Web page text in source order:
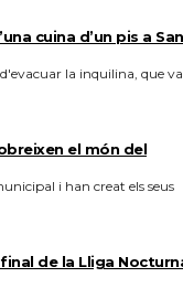
cuina d’un pis a
la inquilina, que va
el món del
i han creat els seus
de la Lliga